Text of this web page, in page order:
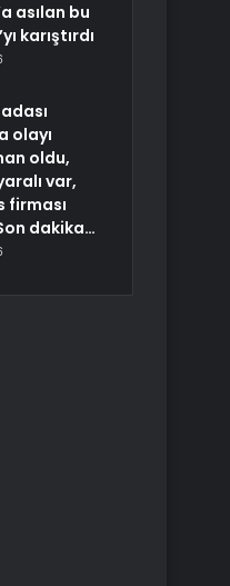
asılan bu
karıştırdı
olayı
oldu,
var,
firması
dakika…